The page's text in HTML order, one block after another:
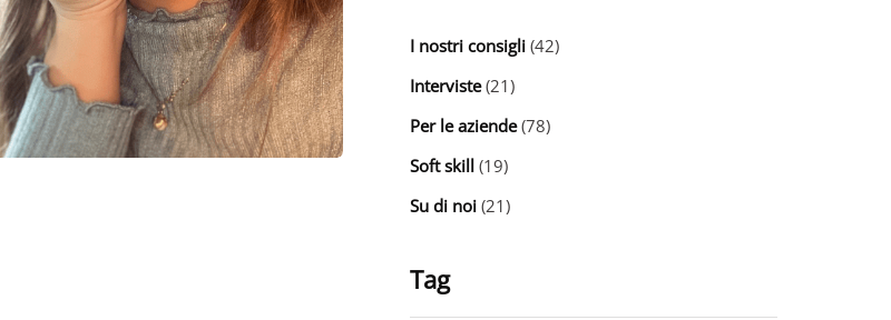
I nostri consigli (42)
Interviste(21)
Per le aziende(78)
Soft skill (19)
Su di noi (21)
Tag